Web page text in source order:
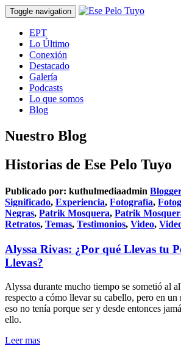
Toggle navigation
EPT
Lo Último
Conexión
Destacado
Galería
Podcasts
Lo que somos
Blog
Nuestro Blog
Historias de Ese Pelo Tuyo
Publicado por: kuthulmediaadmin
Significado, Experiencia, Fotografía,
Negras, Patrik Mosquera, Patrik
Retratos, Temas, Testimonios, Video,
Alyssa Rivas: ¿Por qué Llevas tu
Llevas?
Alyssa durante mucho tiempo se sometió al
respecto a cómo llevar su cabello, pero en
eso no tenía porque ser y desde entonces
ello.
Leer mas